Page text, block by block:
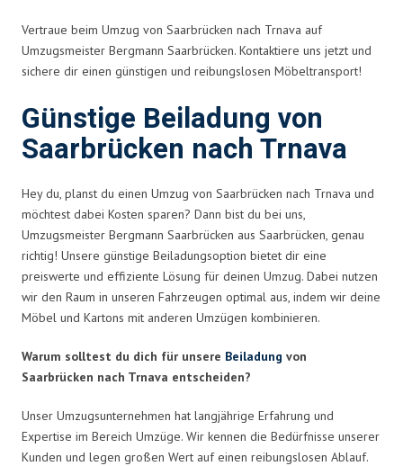
Vertraue beim Umzug von Saarbrücken nach Trnava auf
Umzugsmeister Bergmann Saarbrücken. Kontaktiere uns jetzt und
sichere dir einen günstigen und reibungslosen Möbeltransport!
Günstige Beiladung von
Saarbrücken nach Trnava
Hey du, planst du einen Umzug von Saarbrücken nach Trnava und
möchtest dabei Kosten sparen? Dann bist du bei uns,
Umzugsmeister Bergmann Saarbrücken aus Saarbrücken, genau
richtig! Unsere günstige Beiladungsoption bietet dir eine
preiswerte und effiziente Lösung für deinen Umzug. Dabei nutzen
wir den Raum in unseren Fahrzeugen optimal aus, indem wir deine
Möbel und Kartons mit anderen Umzügen kombinieren.
Warum solltest du dich für unsere Beiladung von
Saarbrücken nach Trnava entscheiden?
Unser Umzugsunternehmen hat langjährige Erfahrung und
Expertise im Bereich Umzüge. Wir kennen die Bedürfnisse unserer
Kunden und legen großen Wert auf einen reibungslosen Ablauf.